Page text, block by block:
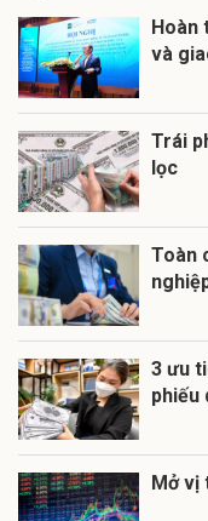
Hoàn
và
Trái
lọc
Toàn
3 ưu
phiếu
Mở vị